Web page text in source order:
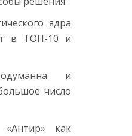
ядра
в ТОП-10 и
и
число
как